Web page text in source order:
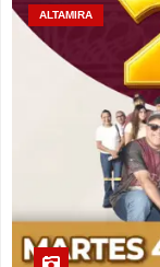
ALTAMIRA